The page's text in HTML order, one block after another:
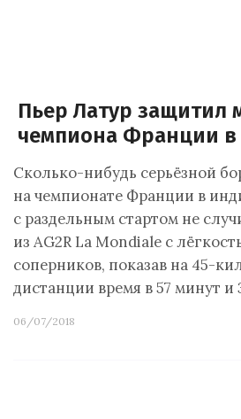
Пьер Латур защитил
чемпиона Франции в
Сколько-нибудь серьёзной
на чемпионате Франции в
с раздельным стартом не
из AG2R La Mondiale с
соперников, показав на 45-
дистанции время в 57 минут и
06/07/2018